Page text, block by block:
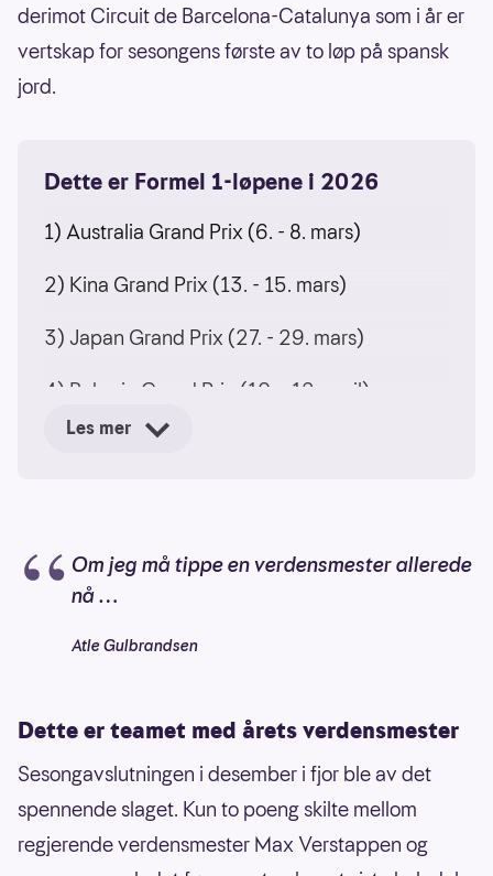
derimot Circuit de Barcelona-Catalunya som i år er
vertskap for sesongens første av to løp på spansk
jord.
Dette er Formel 1-løpene i 2026
1) Australia Grand Prix (6. - 8. mars)
2) Kina Grand Prix (13. - 15. mars)
3) Japan Grand Prix (27. - 29. mars)
4) Bahrain Grand Prix (10. - 12. april)
5) Saudi-Arabia Grand Prix (17. - 19. april)
7) Canada Grand Prix (22. - 24. mai)
8) Monaco Grand Prix (5. - 7. juni)
9) Barcelona-Catalunya Grand Prix (12. - 14.
10) Østerrike Grand Prix (26. - 28. juni)
11) Storbritannia Grand Prix (3. - 5. juli)
12) Belgia Grand Prix (17. - 19. juli)
Les mer
Om jeg må tippe en verdensmester allerede
nå …
Atle Gulbrandsen
Dette er teamet med årets verdensmester
Sesongavslutningen i desember i fjor ble av det
spennende slaget. Kun to poeng skilte mellom
regjerende verdensmester Max Verstappen og